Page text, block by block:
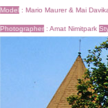
Model : Mario Maurer & Mai
Photographer : Amat Nimitpark